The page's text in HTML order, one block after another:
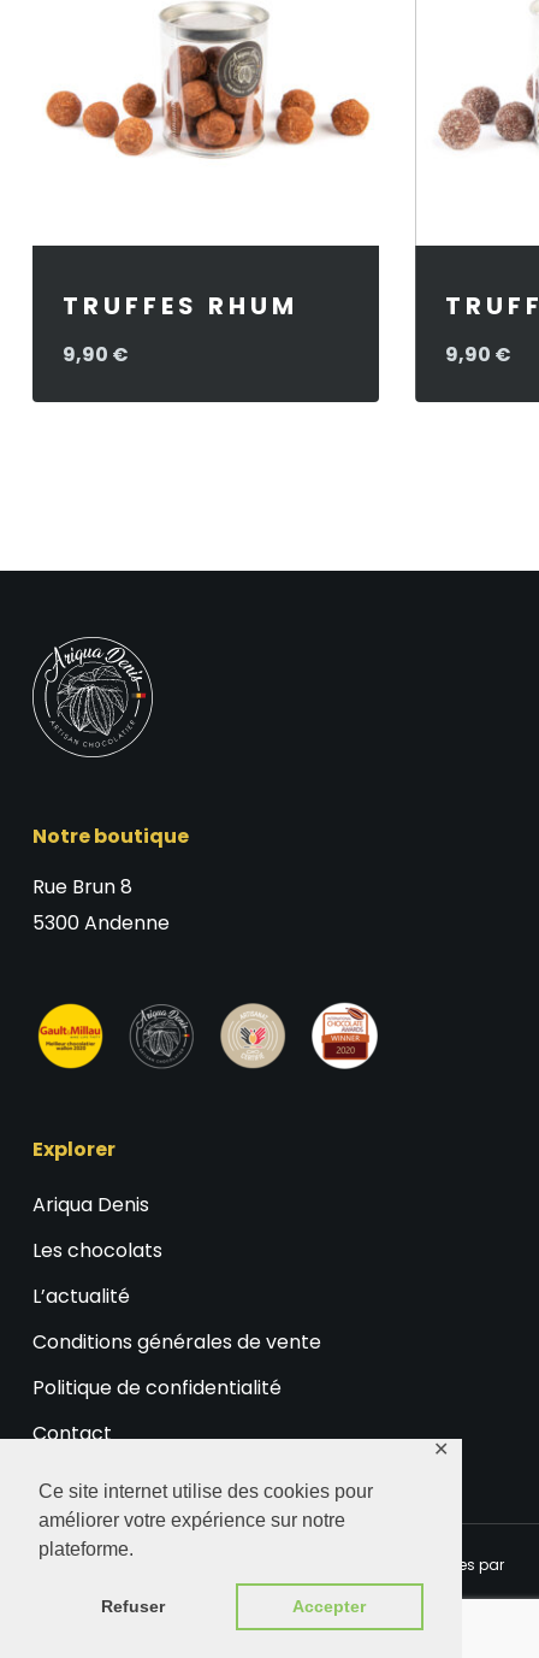
Ce site internet utilise des cookies pour
améliorer votre expérience sur notre
plateforme.
Refuser Accepter
✕
TRUFFES RHUM
9,90 € 9,90 €
Notre boutique
Rue Brun 8
5300 Andenne
Explorer
Ariqua Denis
Les chocolats
L’actualité
Conditions générales de vente
Politique de confidentialité
Contact
© 2026 Ariqua Chocolaterie. Certaines images sont fournies par